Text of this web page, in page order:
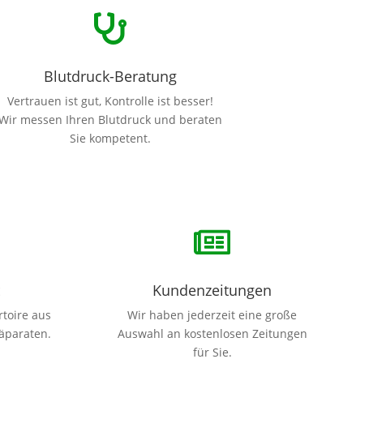

Blutdruck-Beratung
Vertrauen ist gut, Kontrolle ist besser!
messen Ihren Blutdruck und beraten
Sie kompetent.
aus

Kundenzeitungen
Wir haben jederzeit eine große
Auswahl an kostenlosen Zeitungen
für Sie.